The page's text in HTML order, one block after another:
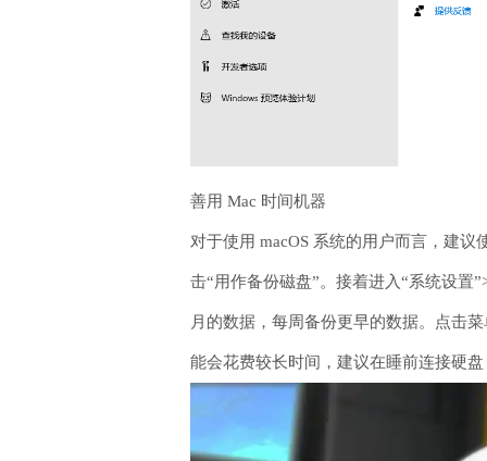
善用 Mac 时间机器
对于使用 macOS 系统的用户而言，建
击“用作备份磁盘”。接着进入“系统设置
月的数据，每周备份更早的数据。点击
能会花费较长时间，建议在睡前连接硬